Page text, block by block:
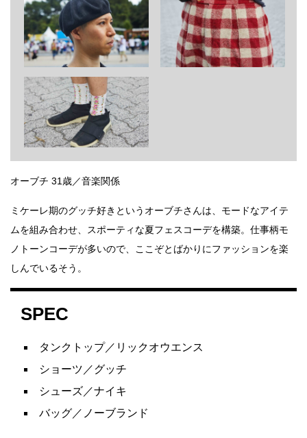
オーブチ 31歳／音楽関係
ミケーレ期のグッチ好きというオーブチさんは、モードなアイテ
ムを組み合わせ、スポーティな夏フェスコーデを構築。仕事柄モ
ノトーンコーデが多いので、ここぞとばかりにファッションを楽
しんでいるそう。
SPEC
タンクトップ／リックオウエンス
ショーツ／グッチ
シューズ／ナイキ
バッグ／ノーブランド